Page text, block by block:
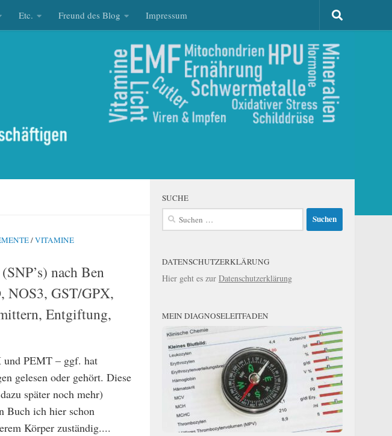
Etc. Freund des Blog Impressum
/VITAMINE
nach Ben
GST/GPX,
Entgiftung,
PEMT – ggf. hat
gelesen oder gehört. Diese
später noch mehr)
Buch ich hier schon
Körper zuständig....
SUCHE
Suchen
DATENSCHUTZERKLÄRUNG
Hier geht es zur Datenschutzerklärung
MEIN DIAGNOSELEITFADEN